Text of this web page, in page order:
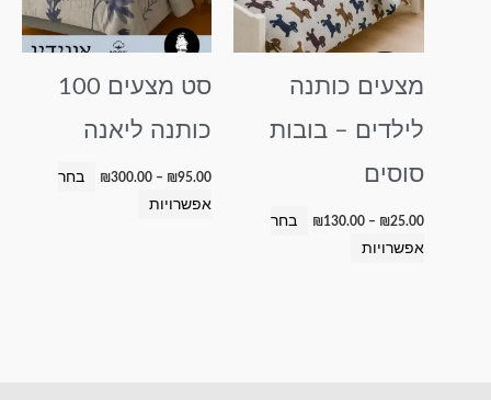
מצעים כותנה
לילדים – בובות
סוסים
₪25.00
–
₪130.00
בחר
אפשרויות
סוגים.
ניתן
את
בעמוד
סט מצעים 100
כותנה ליאנה
₪95.00
–
₪300.00
בחר
אפשרויות
סוגים.
ניתן
את
בעמוד
המוצר